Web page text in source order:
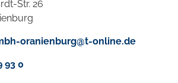
Str. 26
oranienburg@t-online.de
93 0